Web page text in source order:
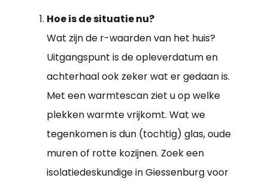
Hoe is de situatie nu?
Wat zijn de r-waarden van het huis?
Uitgangspunt is de opleverdatum en
achterhaal ook zeker wat er gedaan is.
Met een warmtescan ziet u op welke
plekken warmte vrijkomt. Wat we
tegenkomen is dun (tochtig) glas, oude
muren of rotte kozijnen. Zoek een
isolatiedeskundige in Giessenburg voor